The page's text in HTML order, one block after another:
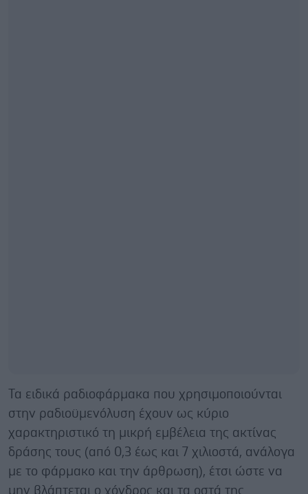
Τα ειδικά ραδιοφάρμακα που χρησιμοποιούνται
στην ραδιoϋμενόλυση έχουν ως κύριο
χαρακτηριστικό τη μικρή εμβέλεια της ακτίνας
δράσης τους (από 0,3 έως και 7 χιλιοστά, ανάλογα
με το φάρμακο και την άρθρωση), έτσι ώστε να
μην βλάπτεται ο χόνδρος και τα οστά της